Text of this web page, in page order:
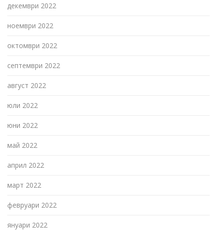
декември 2022
ноември 2022
октомври 2022
септември 2022
август 2022
юли 2022
юни 2022
май 2022
април 2022
март 2022
февруари 2022
януари 2022